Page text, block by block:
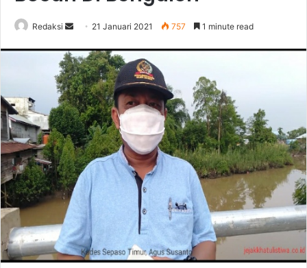
Redaksi
Send
email
21 Januari 2021 757 1 minute read